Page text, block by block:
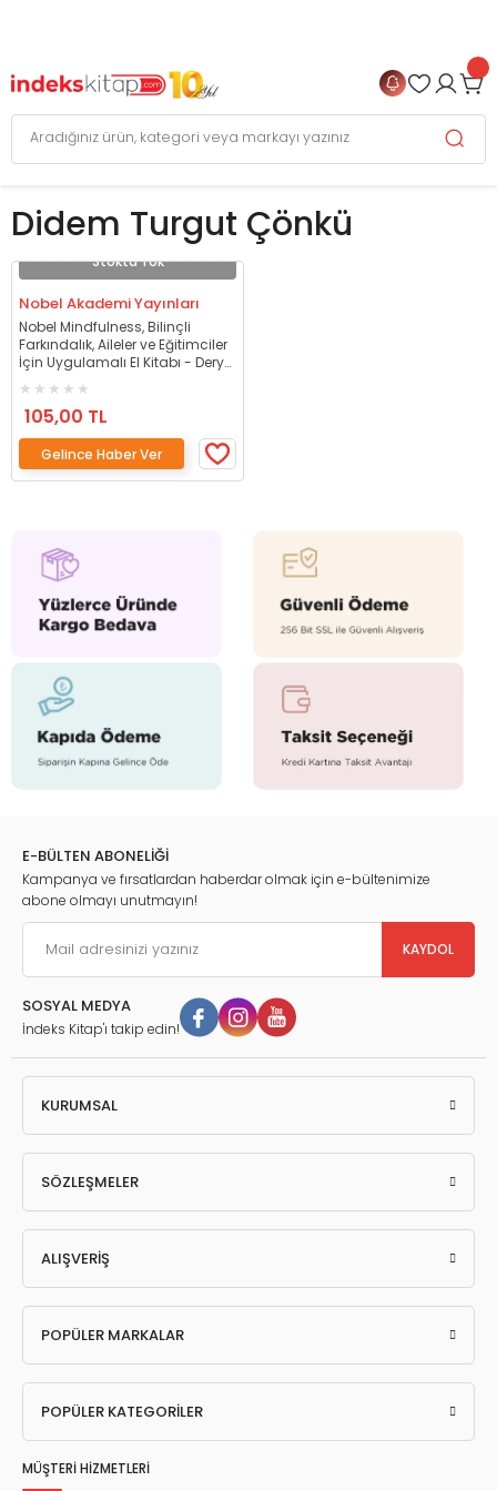
Didem Turgut Çönkü
Stokta Yok
Nobel Akademi Yayınları
Nobel Mindfulness, Bilinçli
Farkındalık, Aileler ve Eğitimciler
İçin Uygulamalı El Kitabı - Derya
Nobel Akademi Yayınları
105,00 TL
Gelince Haber Ver
E-BÜLTEN ABONELİĞİ
Kampanya ve fırsatlardan haberdar olmak için e-bültenimize
abone olmayı unutmayın!
KAYDOL
SOSYAL MEDYA
İndeks Kitap'ı takip edin!
KURUMSAL
SÖZLEŞMELER
ALIŞVERİŞ
POPÜLER MARKALAR
POPÜLER KATEGORİLER
MÜŞTERİ HİZMETLERİ